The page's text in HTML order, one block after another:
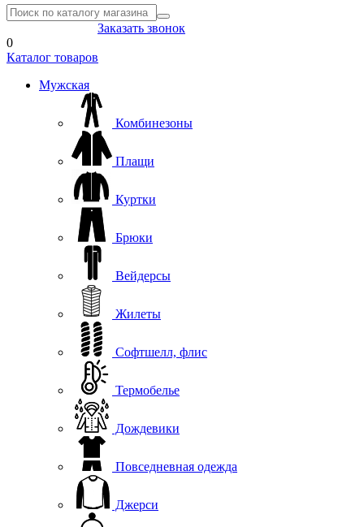
Заказать звонок
0
Каталог товаров
Мужская
Комбинезоны
Плащи
Куртки
Брюки
Вейдерсы
Жилеты
Софтшелл, флис
Термобелье
Дождевики
Повседневная одежда
Джерси